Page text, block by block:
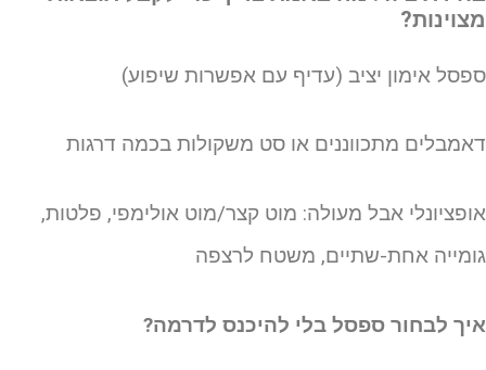
אימון יציב (עדיף עם אפשרות שיפוע)
מתכווננים או סט משקולות בכמה דרגות
אבל מעולה: מוט קצר/מוט אולימפי, פלטות,
אחת-שתיים, משטח לרצפה
לבחור ספסל בלי להיכנס לדרמה?